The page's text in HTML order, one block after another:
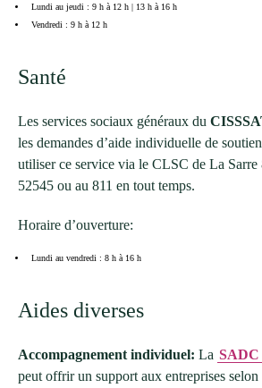
Lundi au jeudi : 9 h à 12 h | 13 h à 16 h
Vendredi : 9 h à 12 h
Santé
Les services sociaux généraux du
les demandes d’aide individuelle de
utiliser ce service via le CLSC de La Sarre
52545 ou au 811 en tout temps.
Horaire d’ouverture:
Lundi au vendredi : 8 h à 16 h
Aides diverses
Accompagnement individuel: La SADC
peut offrir un support aux entreprises selon